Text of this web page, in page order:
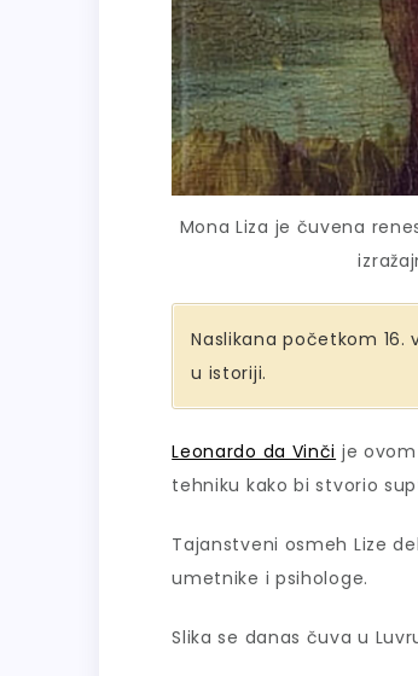
Mona Liza je čuvena
Naslikana početkom 16.
u istoriji.
Leonardo da Vinči je
tehniku kako bi stvorio
Tajanstveni osmeh Lize
umetnike i psihologe.
Slika se danas čuva u